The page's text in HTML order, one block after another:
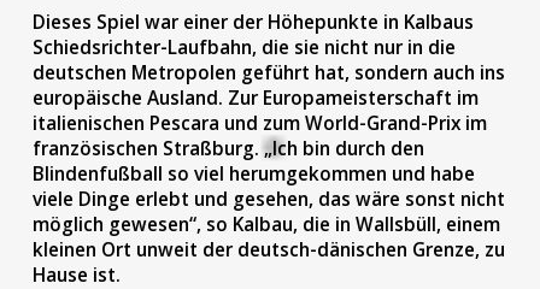
Dieses Spiel war einer der Höhepunkte in Kalbaus
Schiedsrichter-Laufbahn, die sie nicht nur in die
deutschen Metropolen geführt hat, sondern auch ins
europäische Ausland. Zur Europameisterschaft im
italienischen Pescara und zum World-Grand-Prix im
französischen Straßburg. „Ich bin durch den
Blindenfußball so viel herumgekommen und habe
viele Dinge erlebt und gesehen, das wäre sonst nicht
möglich gewesen“, so Kalbau, die in Wallsbüll, einem
kleinen Ort unweit der deutsch-dänischen Grenze, zu
Hause ist.